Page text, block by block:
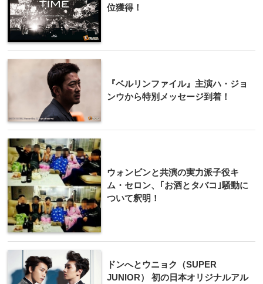
位獲得！
『ベルリンファイル』主​演ハ・ジョ
ンウから特別メ​ッセージ到着！
ウォンビンと共演の実力派子役キ
ム・セロン、｢お酒とタバコ｣騒動に
ついて釈明！
ドンへとウニョク（SUPER
JUNIOR） 初の日本オリジナルアル